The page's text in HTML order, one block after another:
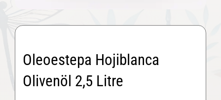
Oleoestepa Hojiblanca
Olivenöl 2,5 Litre